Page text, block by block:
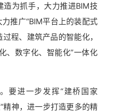
造为抓手，大力推进BIM技
推广“BIM平台上的装配式
程、建筑产品的智能化，
、数字化、智能化”一体化
。要进一步发挥“建桥国家
精神，进一步打造更多的精